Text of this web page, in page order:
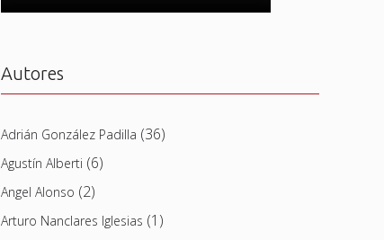
Autores
Adrián González Padilla (36)
Agustín Alberti (6)
Angel Alonso (2)
Arturo Nanclares Iglesias (1)